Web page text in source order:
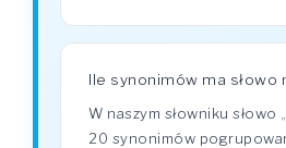
Ile synonimów ma słowo
W naszym słowniku słowo
20 synonimów